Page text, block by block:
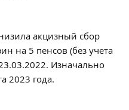
акцизный сбор
на 5 пенсов (без учета
Изначально
2023 года.